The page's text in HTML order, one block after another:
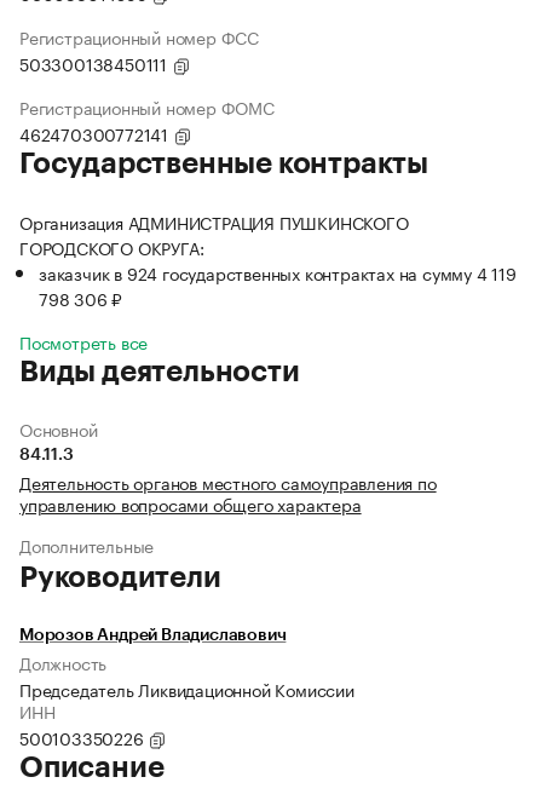
Регистрационный номер ФСС
503300138450111
Регистрационный номер ФОМС
462470300772141
Государственные контракты
Организация АДМИНИСТРАЦИЯ ПУШКИНСКОГО
ГОРОДСКОГО ОКРУГА:
заказчик в 924 государственных контрактах на сумму 4 119
798 306 ₽
Посмотреть все
Виды деятельности
Основной
84.11.3
Деятельность органов местного самоуправления по
управлению вопросами общего характера
Дополнительные
Руководители
Морозов Андрей Владиславович
Должность
Председатель Ликвидационной Комиссии
ИНН
500103350226
Описание